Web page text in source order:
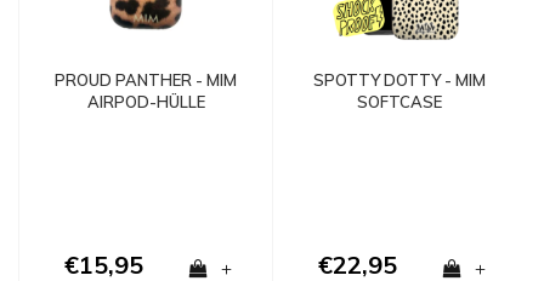
PROUD PANTHER - MIM
AIRPOD-HÜLLE
€15,95 +
SPOTTY DOTTY - MIM
SOFTCASE
€22,95 +